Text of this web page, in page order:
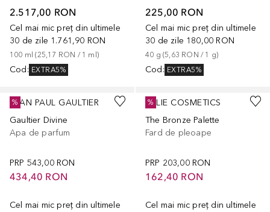
2.517,00 RON
Cel mai mic preț din ultimele
30 de zile 1.761,90 RON
100 ml (25,17 RON / 1 ml )
Cod : EXTRA5%
225,00 RON
Cel mai mic preț din ultimele
30 de zile 180,00 RON
40 g (5,63 RON / 1 g)
Cod : EXTRA5%
JEAN PAUL GAULTIER
Gaultier Divine
Apa de parfum
PRP 543,00 RON
434,40 RON
Cel mai mic preț din ultimele
%
KYLIE COSMETICS
The Bronze Palette
Fard de pleoape
PRP 203,00 RON
162,40 RON
Cel mai mic preț din ultimele
%